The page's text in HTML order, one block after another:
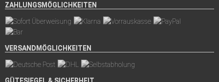
ZAHLUNGSMÖGLICHKEITEN
VERSANDMÖGLICHKEITEN